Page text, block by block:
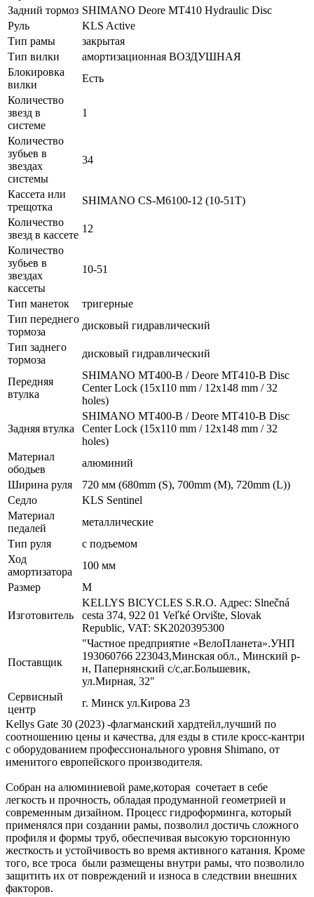
Задний тормоз SHIMANO Deore MT410 Hydraulic Disc
Руль
KLS Active
Тип рамы
закрытая
Тип вилки
амортизационная ВОЗДУШНАЯ
Блокировка
вилки
Есть
Количество
звезд в
системе
1
Количество
зубьев в
звездах
системы
34
Кассета или
трещотка
SHIMANO CS-M6100-12 (10-51T)
Количество
звезд в кассете
12
Количество
зубьев в
звездах
кассеты
10-51
Тип манеток
тригерные
Тип переднего
тормоза
дисковый гидравлический
Тип заднего
тормоза
дисковый гидравлический
Передняя
втулка
SHIMANO MT400-B / Deore MT410-B Disc
Center Lock (15x110 mm / 12x148 mm / 32
holes)
Задняя втулка
SHIMANO MT400-B / Deore MT410-B Disc
Center Lock (15x110 mm / 12x148 mm / 32
holes)
Материал
ободьев
алюминий
Ширина руля
720 мм (680mm (S), 700mm (M), 720mm (L))
Седло
KLS Sentinel
Материал
педалей
металлические
Тип руля
с подъемом
Ход
амортизатора
100 мм
Размер
M
Изготовитель
KELLYS BICYCLES S.R.O. Адрес: Slnečná
cesta 374, 922 01 Veľké Orvište, Slovak
Republic, VAT: SK2020395300
Поставщик
"Частное предприятие «ВелоПланета».УНП
193060766 223043,Минская обл., Минский р-
н, Папернянский с/с,аг.Большевик,
ул.Мирная, 32"
Сервисный
центр
г. Минск ул.Кирова 23
Kellys Gate 30 (2023) -флагманский хардтейл,лучший по
соотношению цены и качества, для езды в стиле кросс-кантри
с оборудованием профессионального уровня Shimano, от
именитого европейского производителя.
Собран на алюминиевой раме,которая сочетает в себе
легкость и прочность, обладая продуманной геометрией и
современным дизайном. Процесс гидроформинга, который
применялся при создании рамы, позволил достичь сложного
профиля и формы труб, обеспечивая высокую торсионную
жесткость и устойчивость во время активного катания. Кроме
того, все троса были размещены внутри рамы, что позволило
защитить их от повреждений и износа в следствии внешних
факторов.